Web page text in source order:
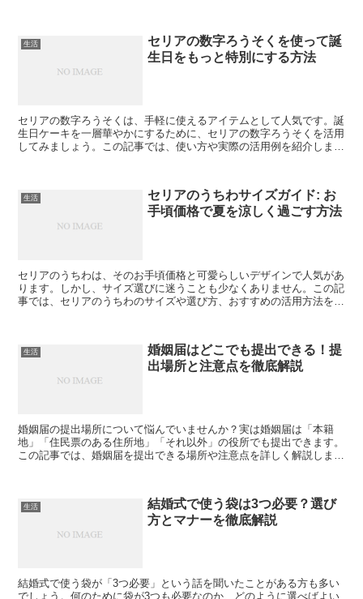
生活
セリアの数字ろうそくを使って誕
生日をもっと特別にする方法
セリアの数字ろうそくは、手軽に使えるアイテムとして人気です。誕
生日ケーキを一層華やかにするために、セリアの数字ろうそくを活用
してみましょう。この記事では、使い方や実際の活用例を紹介しま
生活
セリアのうちわサイズガイド: お
手頃価格で夏を涼しく過ごす方法
セリアのうちわは、そのお手頃価格と可愛らしいデザインで人気があ
ります。しかし、サイズ選びに迷うことも少なくありません。この記
事では、セリアのうちわのサイズや選び方、おすすめの活用方法をご
生活
婚姻届はどこでも提出できる！提
出場所と注意点を徹底解説
婚姻届の提出場所について悩んでいませんか？実は婚姻届は「本籍
地」「住民票のある住所地」「それ以外」の役所でも提出できます。
この記事では、婚姻届を提出できる場所や注意点を詳しく解説しま
生活
結婚式で使う袋は3つ必要？選び
方とマナーを徹底解説
結婚式で使う袋が「3つ必要」という話を聞いたことがある方も多い
でしょう。何のために袋が3つも必要なのか、どのように選べばよい